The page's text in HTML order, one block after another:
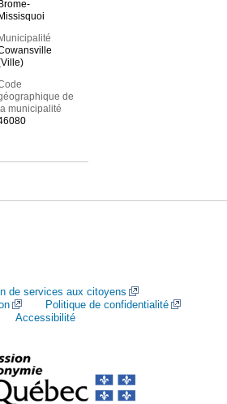
Brome-
Missisquoi
Municipalité
de
la municipalité
de services aux citoyens
Politique de confidentialité
Accessibilité